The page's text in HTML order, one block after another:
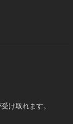
け取れます。